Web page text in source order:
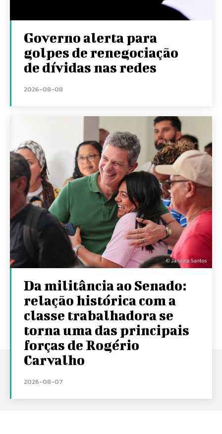
Governo alerta para
golpes de renegociação
de dívidas nas redes
2026-08-08
Da militância ao Senado:
relação histórica com a
classe trabalhadora se
torna uma das principais
forças de Rogério
Carvalho
2026-08-07